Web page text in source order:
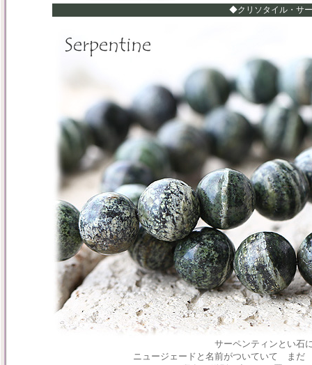
◆クリソタイル・サ
サーペンティンとい
ニュージェードと名前がついていて まだ